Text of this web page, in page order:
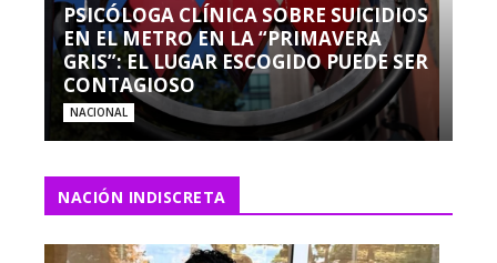
PSICÓLOGA CLÍNICA SOBRE SUICIDIOS
EN EL METRO EN LA “PRIMAVERA
GRIS”: EL LUGAR ESCOGIDO PUEDE SER
CONTAGIOSO
NACIONAL
NACIÓN INDISCRETA